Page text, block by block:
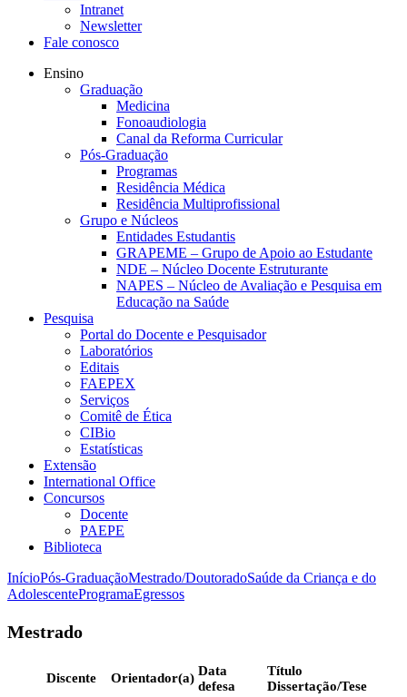
Intranet
Newsletter
Fale conosco
Ensino
Graduação
Medicina
Fonoaudiologia
Canal da Reforma Curricular
Pós-Graduação
Programas
Residência Médica
Residência Multiprofissional
Grupo e Núcleos
Entidades Estudantis
GRAPEME – Grupo de Apoio ao Estudante
NDE – Núcleo Docente Estruturante
NAPES – Núcleo de Avaliação e Pesquisa em
Educação na Saúde
Pesquisa
Portal do Docente e Pesquisador
Laboratórios
Editais
FAEPEX
Serviços
Comitê de Ética
CIBio
Estatísticas
Extensão
International Office
Concursos
Docente
PAEPE
Biblioteca
InícioPós-GraduaçãoMestrado/DoutoradoSaúde da Criança e do
AdolescenteProgramaEgressos
Mestrado
Discente Orientador(a) Data
defesa
Título
Dissertação/Tese